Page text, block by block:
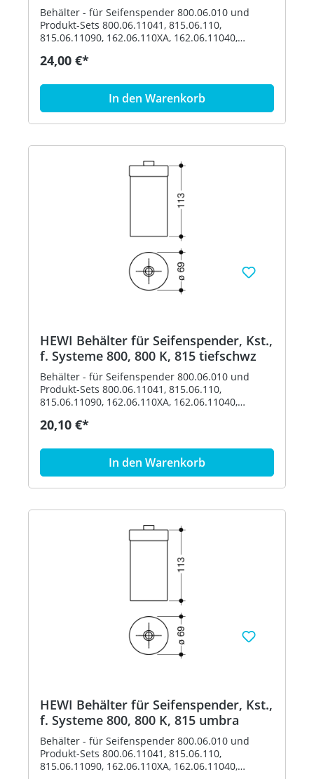
Behälter - für Seifenspender 800.06.010 und
Produkt-Sets 800.06.11041, 815.06.110,
815.06.11090, 162.06.110XA, 162.06.11040,
900.06.00160 und 900.06.001XA - Durchmesser
Polyamid nach HEWI Farbtabelle Artikel: HEWI
24,00 €*
In den Warenkorb
HEWI Behälter für Seifenspender, Kst.,
f. Systeme 800, 800 K, 815 tiefschwz
Behälter - für Seifenspender 800.06.010 und
Produkt-Sets 800.06.11041, 815.06.110,
815.06.11090, 162.06.110XA, 162.06.11040,
900.06.00160 und 900.06.001XA - Durchmesser
Polyamid nach HEWI Farbtabelle Artikel: HEWI
20,10 €*
In den Warenkorb
HEWI Behälter für Seifenspender, Kst.,
f. Systeme 800, 800 K, 815 umbra
Behälter - für Seifenspender 800.06.010 und
Produkt-Sets 800.06.11041, 815.06.110,
815.06.11090, 162.06.110XA, 162.06.11040,